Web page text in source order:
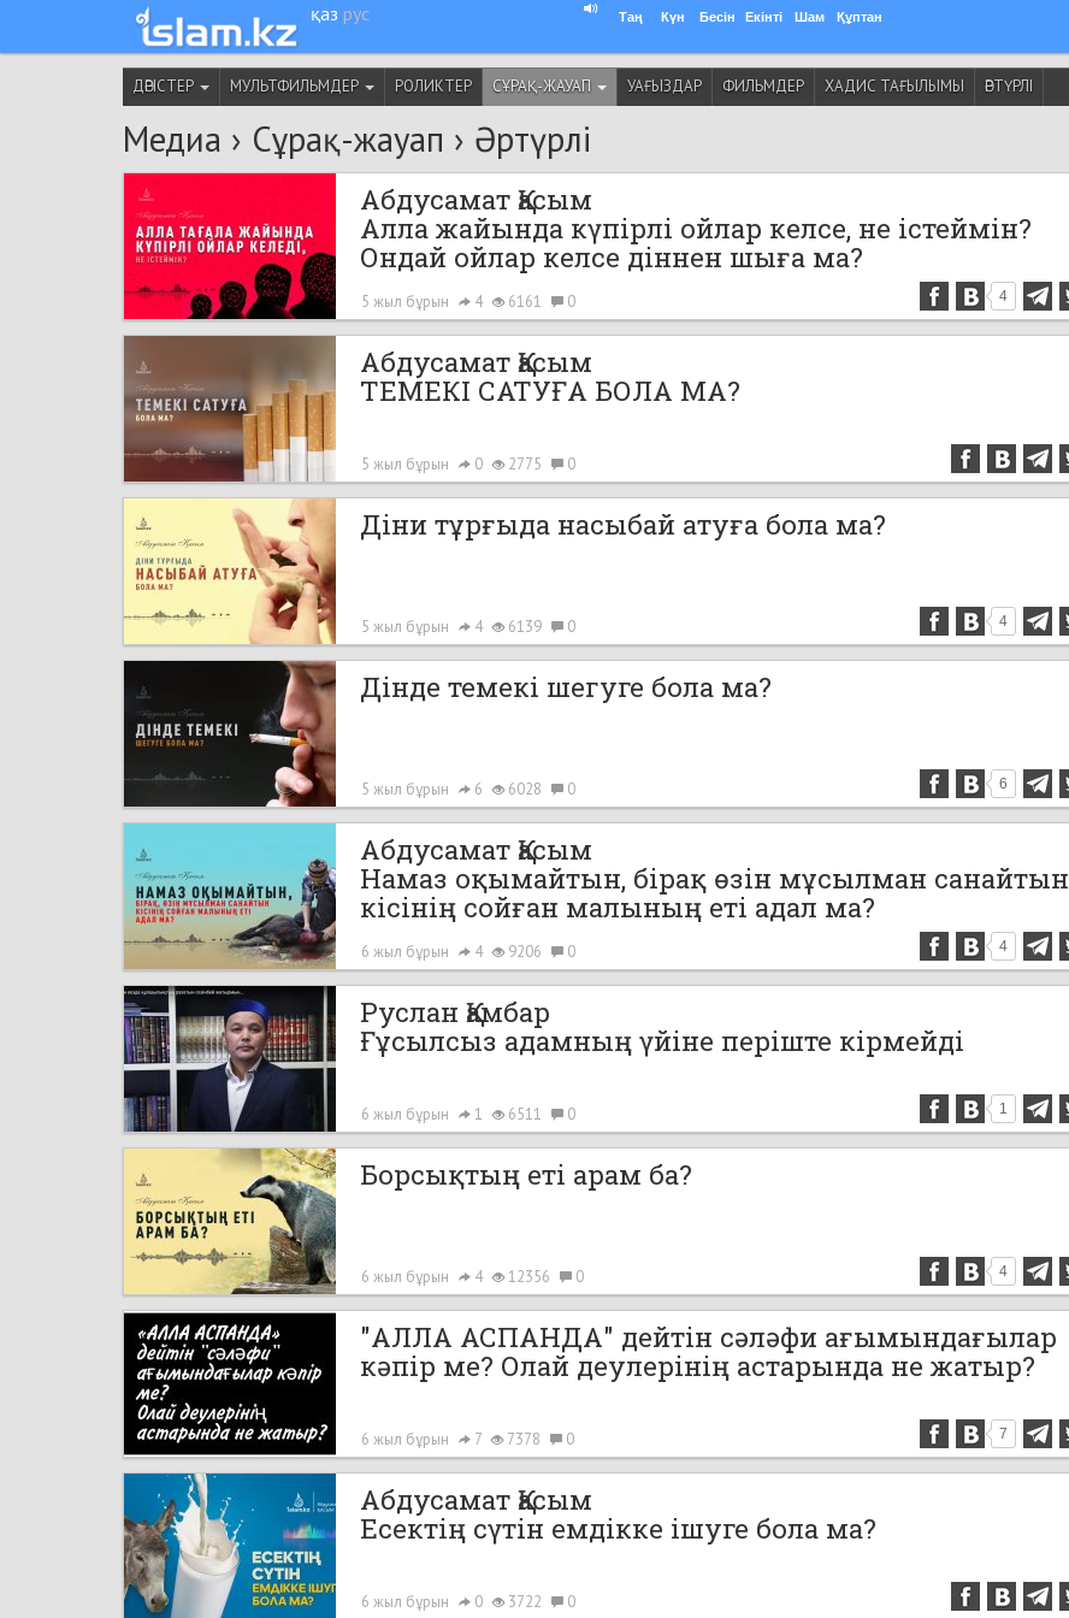
қаз рус Таң Күн Бесін Екінті Шам Құптан
ДӘРІСТЕР МУЛЬТФИЛЬМДЕР РОЛИКТЕР СҰРАҚ-ЖАУАП УАҒЫЗДАР ФИЛЬМДЕР ХАДИС ТАҒЫЛЫМЫ ӘРТҮРЛІ
Медиа › Сұрақ-жауап › Әртүрлі
Абдусамат Қасым
Алла жайында күпірлі ойлар келсе, не істеймін?
Ондай ойлар келсе діннен шыға ма?
5 жыл бұрын 4 6161 0 4
Абдусамат Қасым
ТЕМЕКІ САТУҒА БОЛА МА?
5 жыл бұрын 0 2775 0
Діни тұрғыда насыбай атуға бола ма?
5 жыл бұрын 4 6139 0 4
Дінде темекі шегуге бола ма?
5 жыл бұрын 6 6028 0 6
Абдусамат Қасым
Намаз оқымайтын, бірақ өзін мұсылман санайтын
кісінің сойған малының еті адал ма?
6 жыл бұрын 4 9206 0 4
Руслан Қамбар
Ғұсылсыз адамның үйіне періште кірмейді
6 жыл бұрын 1 6511 0 1
Борсықтың еті арам ба?
6 жыл бұрын 4 12356 0 4
"АЛЛА АСПАНДА" дейтін сәләфи ағымындағылар
кәпір ме? Олай деулерінің астарында не жатыр?
6 жыл бұрын 7 7378 0 7
Абдусамат Қасым
Есектің сүтін емдікке ішуге бола ма?
6 жыл бұрын 0 3722 0